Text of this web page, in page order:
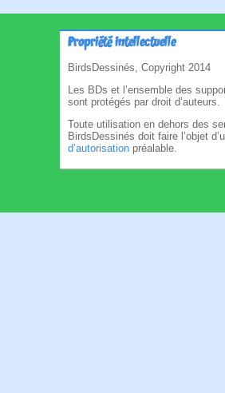
Propriété intellectuelle
BirdsDessinés, Copyright 2014
Les BDs et l’ensemble des
sont protégés par droit d’auteurs.
Toute utilisation en dehors des
BirdsDessinés doit faire l’objet
d’autorisation préalable.